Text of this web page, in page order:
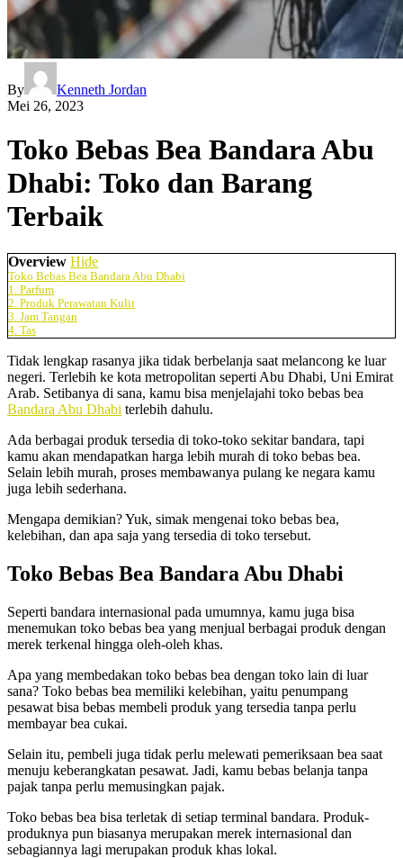
By
Kenneth Jordan
Mei 26, 2023
Toko Bebas Bea Bandara Abu
Dhabi: Toko dan Barang
Terbaik
Overview Hide
Toko Bebas Bea Bandara Abu Dhabi
1. Parfum
2. Produk Perawatan Kulit
3. Jam Tangan
4. Tas
Tidak lengkap rasanya jika tidak berbelanja saat melancong ke luar
negeri. Terlebih ke kota metropolitan seperti Abu Dhabi, Uni Emirat
Arab. Setibanya di sana, kamu bisa menjelajahi toko bebas bea
Bandara Abu Dhabi terlebih dahulu.
Ada berbagai produk tersedia di toko-toko sekitar bandara, tapi
kamu akan mendapatkan harga lebih murah di toko bebas bea.
Selain lebih murah, proses membawanya pulang ke negara kamu
juga lebih sederhana.
Mengapa demikian? Yuk, simak mengenai toko bebas bea,
kelebihan, dan apa saja yang tersedia di toko tersebut.
Toko Bebas Bea Bandara Abu Dhabi
Seperti bandara internasional pada umumnya, kamu juga bisa
menemukan toko bebas bea yang menjual berbagai produk dengan
merek terkenal hingga oleh-oleh khas.
Apa yang membedakan toko bebas bea dengan toko lain di luar
sana? Toko bebas bea memiliki kelebihan, yaitu penumpang
pesawat bisa bebas membeli produk yang tersedia tanpa perlu
membayar bea cukai.
Selain itu, pembeli juga tidak perlu melewati pemeriksaan bea saat
menuju keberangkatan pesawat. Jadi, kamu bebas belanja tanpa
pajak tanpa perlu memusingkan pajak.
Toko bebas bea bisa terletak di setiap terminal bandara. Produk-
produknya pun biasanya merupakan merek internasional dan
sebagiannya lagi merupakan produk khas lokal.